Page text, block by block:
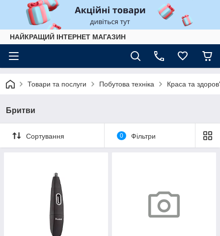
НАЙКРАЩИЙ ІНТЕРНЕТ МАГАЗИН
Товари та послуги Побутова техніка Краса та
Бритви
Сортування 0 Фільтри